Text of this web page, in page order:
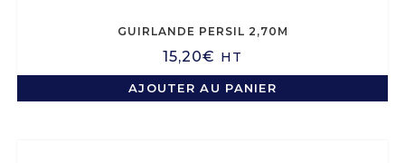
GUIRLANDE PERSIL 2,70M
15,20€ HT
AJOUTER AU PANIER